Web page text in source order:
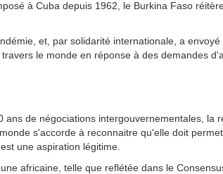
à Cuba depuis 1962, le Burkina Faso
et, par solidarité internationale, a
le monde en réponse à des demandes
de négociations intergouvernementales, la
s'accorde à reconnaitre qu'elle doit
une aspiration légitime.
africaine, telle que reflétée dans le